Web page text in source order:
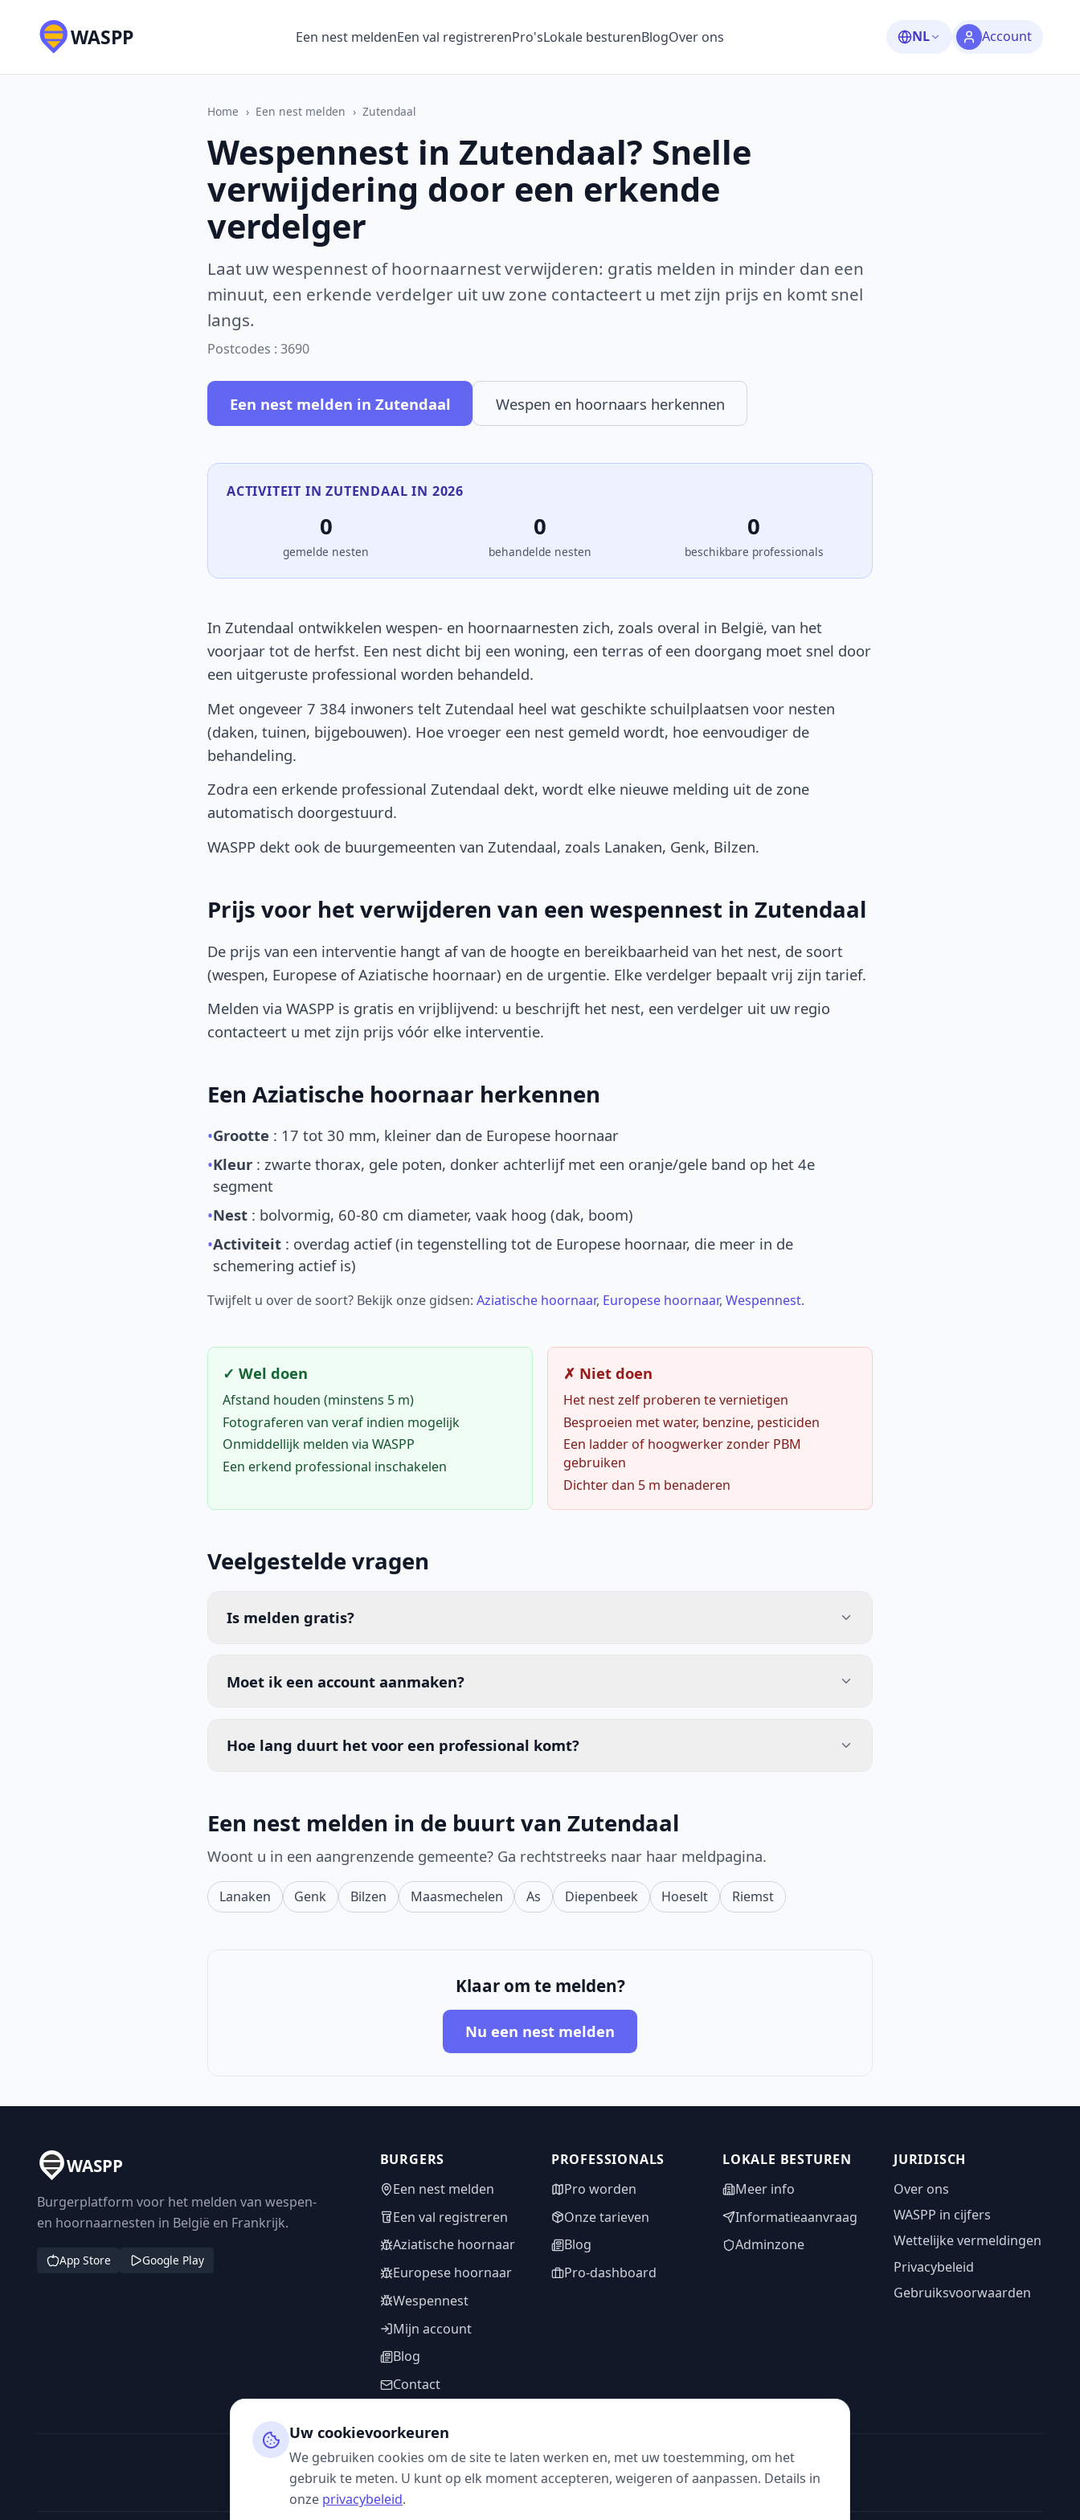
WASPP Een nest meldenEen val registrerenPro'sLokale besturenBlogOver ons NL Account
Home › Een nest melden › Zutendaal
Wespennest in Zutendaal? Snelle
verwijdering door een erkende
verdelger
Laat uw wespennest of hoornaarnest verwijderen: gratis melden in minder dan een
minuut, een erkende verdelger uit uw zone contacteert u met zijn prijs en komt snel
langs.
Postcodes : 3690
Een nest melden in Zutendaal Wespen en hoornaars herkennen
ACTIVITEIT IN ZUTENDAAL IN 2026
0
gemelde nesten
0
behandelde nesten
0
beschikbare professionals
In Zutendaal ontwikkelen wespen- en hoornaarnesten zich, zoals overal in België, van het
voorjaar tot de herfst. Een nest dicht bij een woning, een terras of een doorgang moet snel door
een uitgeruste professional worden behandeld.
Met ongeveer 7 384 inwoners telt Zutendaal heel wat geschikte schuilplaatsen voor nesten
(daken, tuinen, bijgebouwen). Hoe vroeger een nest gemeld wordt, hoe eenvoudiger de
behandeling.
Zodra een erkende professional Zutendaal dekt, wordt elke nieuwe melding uit de zone
automatisch doorgestuurd.
WASPP dekt ook de buurgemeenten van Zutendaal, zoals Lanaken, Genk, Bilzen.
Prijs voor het verwijderen van een wespennest in Zutendaal
De prijs van een interventie hangt af van de hoogte en bereikbaarheid van het nest, de soort
(wespen, Europese of Aziatische hoornaar) en de urgentie. Elke verdelger bepaalt vrij zijn tarief.
Melden via WASPP is gratis en vrijblijvend: u beschrijft het nest, een verdelger uit uw regio
contacteert u met zijn prijs vóór elke interventie.
Een Aziatische hoornaar herkennen
•Grootte : 17 tot 30 mm, kleiner dan de Europese hoornaar
•Kleur : zwarte thorax, gele poten, donker achterlijf met een oranje/gele band op het 4e
segment
•Nest : bolvormig, 60-80 cm diameter, vaak hoog (dak, boom)
•Activiteit : overdag actief (in tegenstelling tot de Europese hoornaar, die meer in de
schemering actief is)
Twijfelt u over de soort? Bekijk onze gidsen: Aziatische hoornaar, Europese hoornaar, Wespennest.
✓ Wel doen
Afstand houden (minstens 5 m)
Fotograferen van veraf indien mogelijk
Onmiddellijk melden via WASPP
Een erkend professional inschakelen
✗ Niet doen
Het nest zelf proberen te vernietigen
Besproeien met water, benzine, pesticiden
Een ladder of hoogwerker zonder PBM
gebruiken
Dichter dan 5 m benaderen
Veelgestelde vragen
Is melden gratis?
Moet ik een account aanmaken?
Hoe lang duurt het voor een professional komt?
Een nest melden in de buurt van Zutendaal
Woont u in een aangrenzende gemeente? Ga rechtstreeks naar haar meldpagina.
Lanaken Genk Bilzen Maasmechelen As Diepenbeek Hoeselt Riemst
Klaar om te melden?
Nu een nest melden
WASPP
Burgerplatform voor het melden van wespen-
en hoornaarnesten in België en Frankrijk.
App Store Google Play
BURGERS
Een nest melden
Een val registreren
Aziatische hoornaar
Europese hoornaar
Wespennest
Mijn account
Blog
Contact
PROFESSIONALS
Pro worden
Onze tarieven
Blog
Pro-dashboard
LOKALE BESTUREN
Meer info
Informatieaanvraag
Adminzone
JURIDISCH
Over ons
WASPP in cijfers
Wettelijke vermeldingen
Privacybeleid
Gebruiksvoorwaarden
VOLG ONS
Uw cookievoorkeuren
We gebruiken cookies om de site te laten werken en, met uw toestemming, om het
gebruik te meten. U kunt op elk moment accepteren, weigeren of aanpassen. Details in
onze privacybeleid.